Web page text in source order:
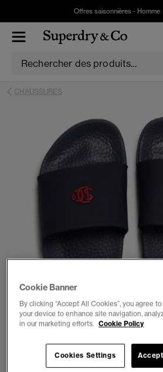
Offres saisonnières - Homme
CHAUSSURES
1 2 3 5
Cookie Banner
By clicking “Accept All Cookies”, you agree
your device to enhance site navigation,
in our marketing efforts. Cookie Policy
Cookies Settings